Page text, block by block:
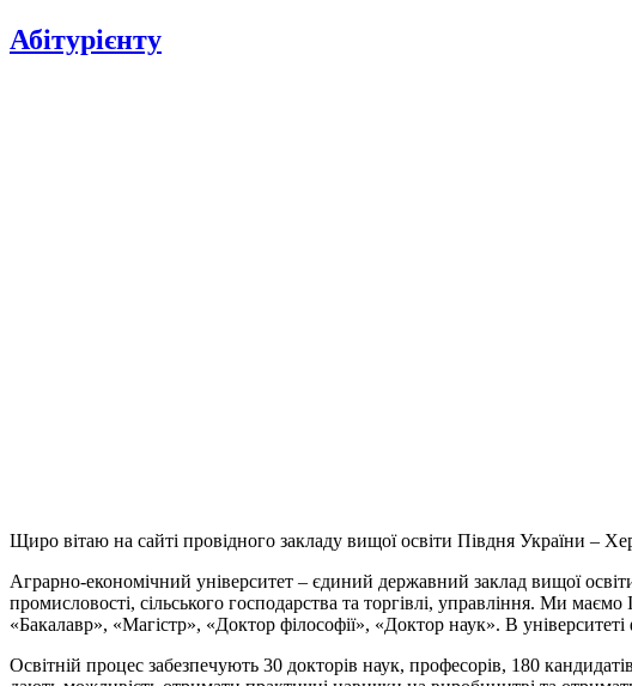
Абітурієнту
Щиро вітаю на сайті провідного закладу вищої освіти Півдня України –
Аграрно-економічний університет – єдиний державний заклад вищої
промисловості, сільського господарства та торгівлі, управління. Ми
«Бакалавр», «Магістр», «Доктор філософії», «Доктор наук». В
Освітній процес забезпечують 30 докторів наук, професорів, 180